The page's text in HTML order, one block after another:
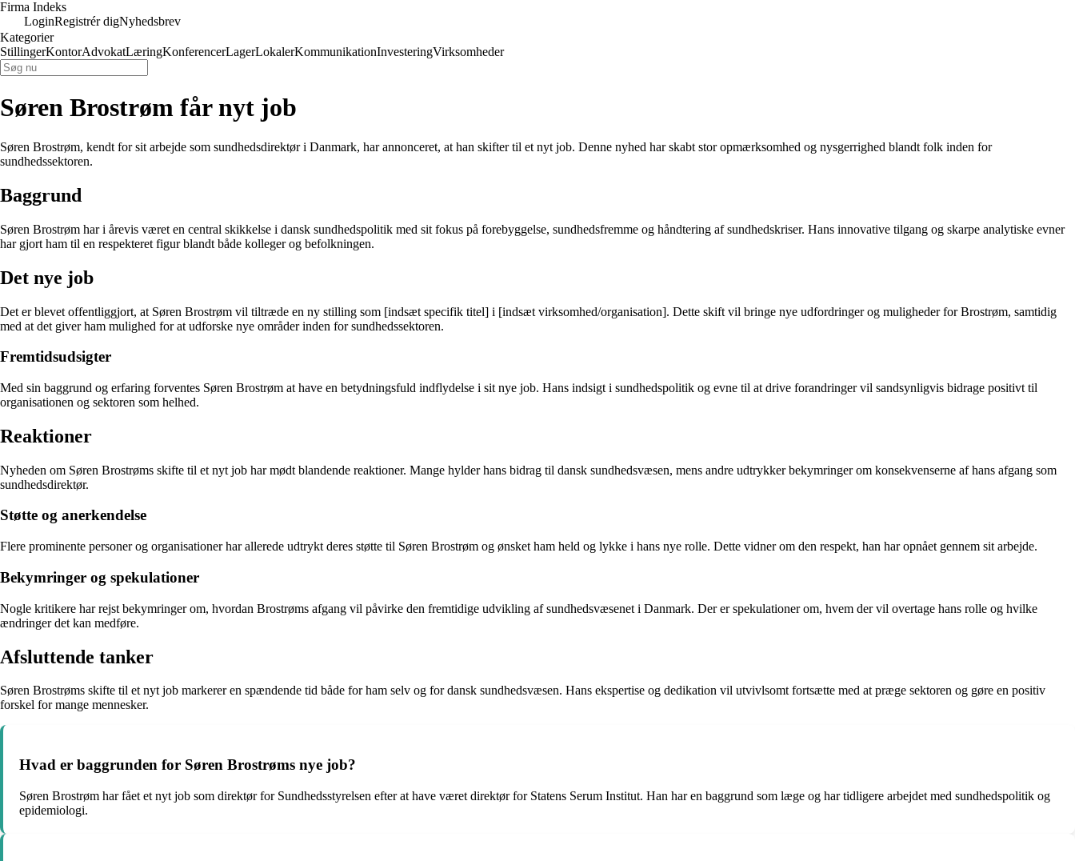
Firma Indeks
LoginRegistrér digNyhedsbrev
Kategorier
StillingerKontorAdvokatLæringKonferencerLagerLokalerKommunikationInvesteringVirksomheder
Søren Brostrøm får nyt job
Søren Brostrøm, kendt for sit arbejde som sundhedsdirektør i Danmark, har annonceret, at han skifter til et nyt job. Denne nyhed har skabt stor opmærksomhed og nysgerrighed blandt folk inden for
sundhedssektoren.
Baggrund
Søren Brostrøm har i årevis været en central skikkelse i dansk sundhedspolitik med sit fokus på forebyggelse, sundhedsfremme og håndtering af sundhedskriser. Hans innovative tilgang og skarpe analytiske evner
har gjort ham til en respekteret figur blandt både kolleger og befolkningen.
Det nye job
Det er blevet offentliggjort, at Søren Brostrøm vil tiltræde en ny stilling som [indsæt specifik titel] i [indsæt virksomhed/organisation]. Dette skift vil bringe nye udfordringer og muligheder for Brostrøm, samtidig
med at det giver ham mulighed for at udforske nye områder inden for sundhedssektoren.
Fremtidsudsigter
Med sin baggrund og erfaring forventes Søren Brostrøm at have en betydningsfuld indflydelse i sit nye job. Hans indsigt i sundhedspolitik og evne til at drive forandringer vil sandsynligvis bidrage positivt til
organisationen og sektoren som helhed.
Reaktioner
Nyheden om Søren Brostrøms skifte til et nyt job har mødt blandende reaktioner. Mange hylder hans bidrag til dansk sundhedsvæsen, mens andre udtrykker bekymringer om konsekvenserne af hans afgang som
sundhedsdirektør.
Støtte og anerkendelse
Flere prominente personer og organisationer har allerede udtrykt deres støtte til Søren Brostrøm og ønsket ham held og lykke i hans nye rolle. Dette vidner om den respekt, han har opnået gennem sit arbejde.
Bekymringer og spekulationer
Nogle kritikere har rejst bekymringer om, hvordan Brostrøms afgang vil påvirke den fremtidige udvikling af sundhedsvæsenet i Danmark. Der er spekulationer om, hvem der vil overtage hans rolle og hvilke
ændringer det kan medføre.
Afsluttende tanker
Søren Brostrøms skifte til et nyt job markerer en spændende tid både for ham selv og for dansk sundhedsvæsen. Hans ekspertise og dedikation vil utvivlsomt fortsætte med at præge sektoren og gøre en positiv
forskel for mange mennesker.
Hvad er baggrunden for Søren Brostrøms nye job?
Søren Brostrøm har fået et nyt job som direktør for Sundhedsstyrelsen efter at have været direktør for Statens Serum Institut. Han har en baggrund som læge og har tidligere arbejdet med sundhedspolitik og
epidemiologi.